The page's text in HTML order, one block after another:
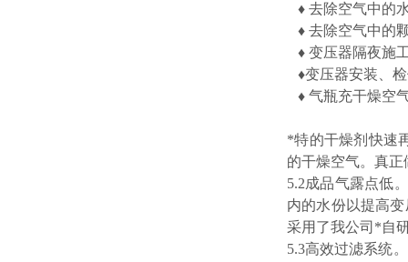
♦ 去除空气中的
♦ 去除空气中的
♦ 变压器隔夜施
♦变压器安装、
♦ 气瓶充干燥空
*特的干燥剂快速
的干燥空气。真
5.2成品气露点低
内的水份以提高
采用了我公司*自
5.3高效过滤系统